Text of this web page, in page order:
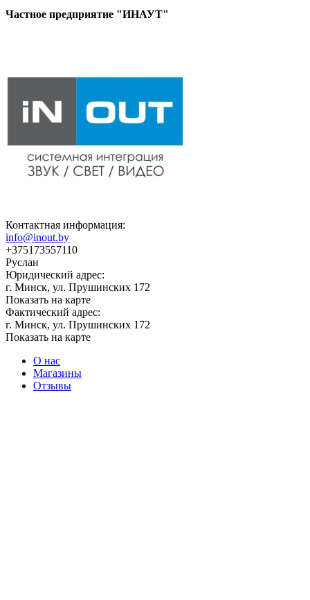
Частное предприятие "ИНАУТ"
Контактная информация:
info@inout.by
+375173557110
Руслан
Юридический адрес:
г. Минск, ул. Прушинских 172
Показать на карте
Фактический адрес:
г. Минск, ул. Прушинских 172
Показать на карте
О нас
Магазины
Отзывы